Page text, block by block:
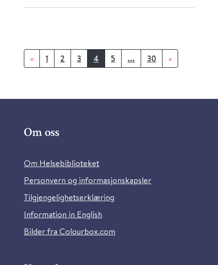
« 1 2 3 4 5 ... 30 »
Om oss
Om Helsebiblioteket
Personvern og informasjonskapsler
Tilgjengelighetserklæring
Information in English
Bilder fra Colourbox.com